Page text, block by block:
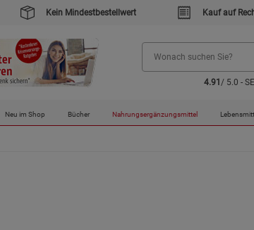
Kein Mindestbestellwert Kauf auf
4.91 / 5.0 -
Neu im Shop Bücher Nahrungsergänzungsmittel
Schlaf Kopp Vital® Melatonin Spray / 1 mg / 50 ml